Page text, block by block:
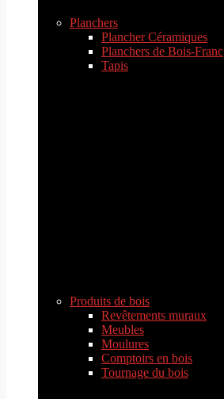
Planchers
Plancher Céramiques
Planchers de Bois-Franc
Tapis
Produits de bois
Revêtements muraux
Meubles
Moulures
Comptoirs en bois
Tournage du bois